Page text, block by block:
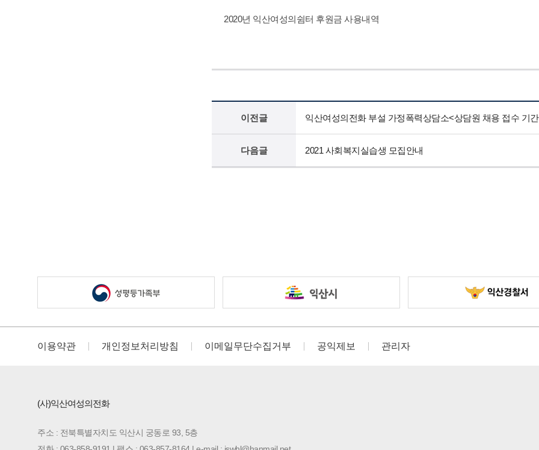
2020년 익산여성의쉼터 후원금 사용내역
이전글 익산여성의전화 부설 가정폭력상담소<상담원 채용 접수 기
다음글 2021 사회복지실습생 모집안내
이용약관 개인정보처리방침 이메일무단수집거부 공익제보 관리자
(사)익산여성의전화
주소 : 전북특별자치도 익산시 궁동로 93, 5층